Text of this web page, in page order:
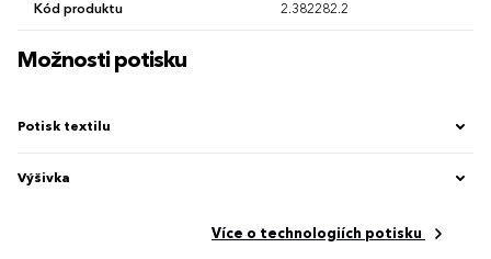
Kód produktu 2.382282.2
Možnosti potisku
Potisk textilu
Výšivka
Více o technologiích potisku